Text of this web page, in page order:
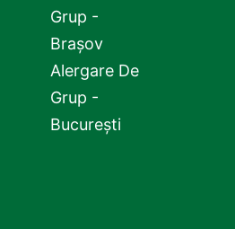
Grup -
Brașov
Alergare De
Grup -
București